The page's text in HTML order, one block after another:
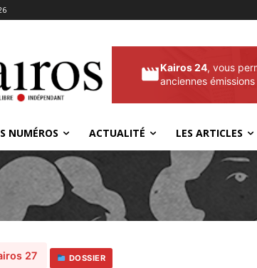
Kairos 24, vous
anciennes émissions
NUMÉROS ACTUALITÉ LES ARTICLES
27 DOSSIER